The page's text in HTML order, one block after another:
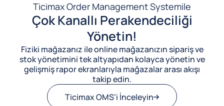
Ticimax Order Management Systemile
Çok Kanallı Perakendeciliği
Yönetin!
Fiziki mağazanız ile online mağazanızın sipariş ve
stok yönetimini tek altyapıdan kolayca yönetin ve
gelişmiş rapor ekranlarıyla mağazalar arası akışı
takip edin.
Ticimax OMS’i İnceleyin